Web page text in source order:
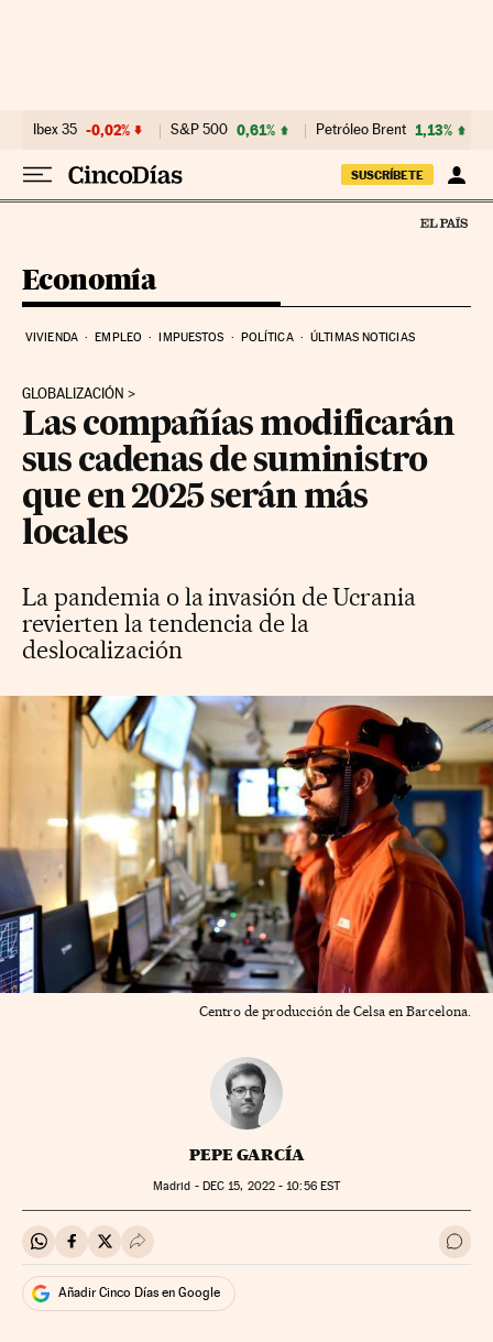
Ibex 35 -0,02% S&P 500 0,61% Petróleo Brent 1,13%
SUSCRÍBETE
Economía
VIVIENDA EMPLEO IMPUESTOS POLÍTICA ÚLTIMAS NOTICIAS
GLOBALIZACIÓN
Las compañías modificarán
sus cadenas de suministro
que en 2025 serán más
locales
La pandemia o la invasión de Ucrania
revierten la tendencia de la
deslocalización
Centro de producción de Celsa en Barcelona.
PEPE GARCÍA
Madrid - DEC 15, 2022 - 10:56EST
Compartir en Whatsapp
Compartir en Facebook
Compartir en Twitter
Desplegar Redes Sociales Ir a
Añadir Cinco Días en Google